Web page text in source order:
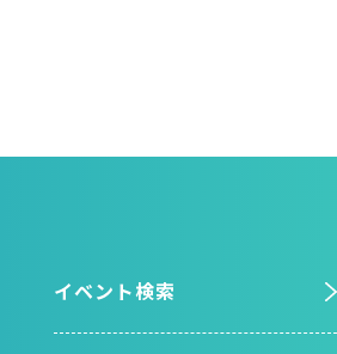
イベント検索